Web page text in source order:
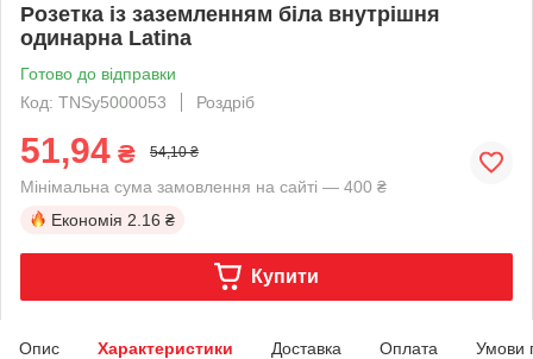
Розетка із заземленням біла внутрішня
одинарна Latina
Готово до відправки
Код: TNSy5000053
Роздріб
51,94 ₴ 54,10 ₴
Мінімальна сума замовлення на сайті — 400 ₴
Економія 2.16 ₴
Купити
Опис Характеристики Доставка Оплата Умови